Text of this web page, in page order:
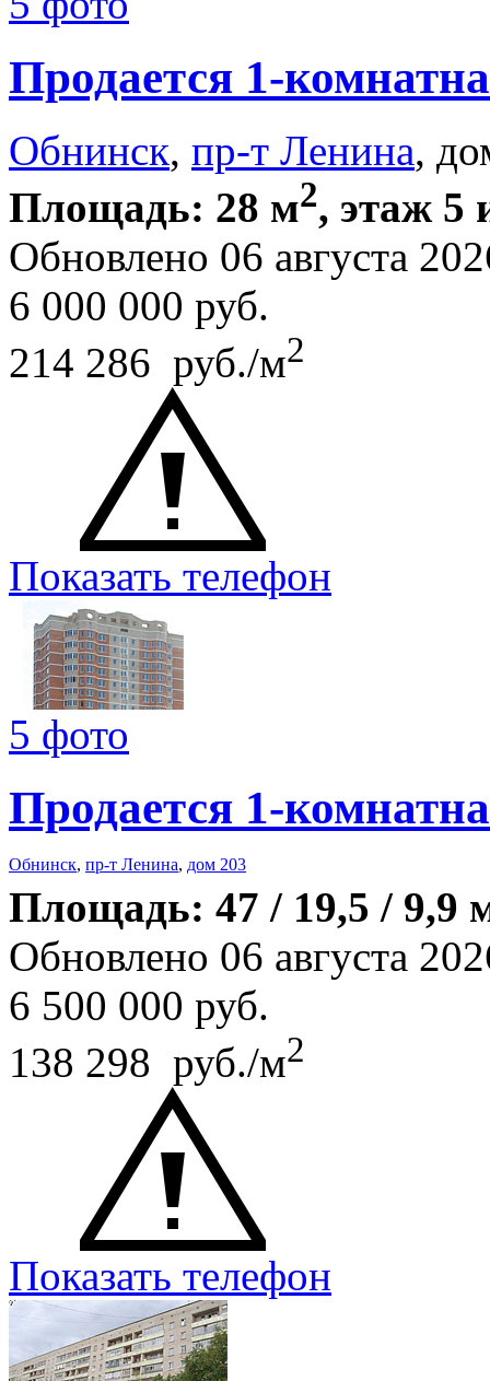
Продается 1-
Обнинск, пр-т Ленина,
Площадь: 28 м2, этаж 5
Обновлено 06 августа
6 000 000 руб.
214 286 руб./м2
Показать телефон
5 фото
Продается 1-
Обнинск, пр-т Ленина, дом 203
Площадь: 47 / 19,5 / 9,9
Обновлено 06 августа
6 500 000 руб.
138 298 руб./м2
Показать телефон